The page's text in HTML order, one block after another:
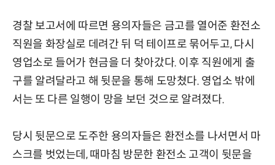
경찰 보고서에 따르면 용의자들은 금고를 열어준 환전소
직원을 화장실로 데려간 뒤 덕 테이프로 묶어두고, 다시
영업소로 들어가 현금을 더 찾아갔다. 이후 직원에게 출
구를 알려달라고 해 뒷문을 통해 도망쳤다. 영업소 밖에
서는 또 다른 일행이 망을 보던 것으로 알려졌다.
당시 뒷문으로 도주한 용의자들은 환전소를 나서면서 마
스크를 벗었는데, 때마침 방문한 환전소 고객이 뒷문을